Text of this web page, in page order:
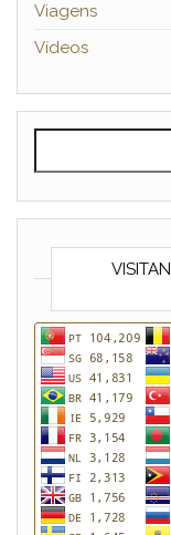
Viagens
Vídeos